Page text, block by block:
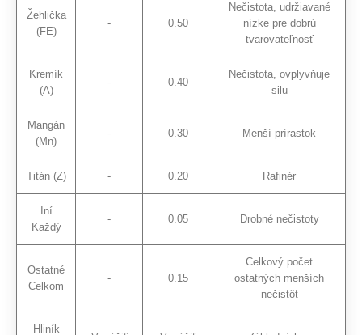
Žehlička
(FE)
- 0.50
Nečistota, udržiavané
nízke pre dobrú
tvarovateľnosť
Kremík
(A)
- 0.40
Nečistota, ovplyvňuje
silu
Mangán
(Mn)
- 0.30 Menší prírastok
Titán (Z) - 0.20 Rafinér
Iní
Každý
- 0.05 Drobné nečistoty
Ostatné
Celkom
- 0.15
Celkový počet
ostatných menších
nečistôt
Hliník